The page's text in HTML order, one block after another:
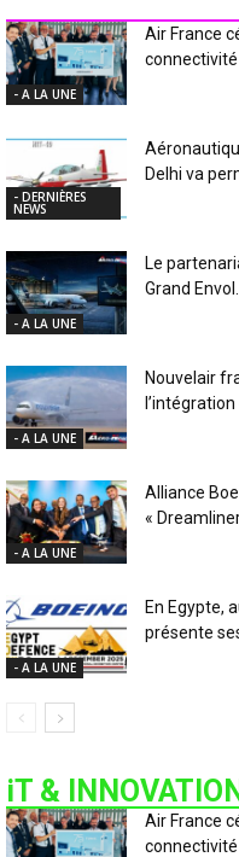
- A LA UNE
Air France
connectivité
- DERNIÈRES
NEWS
Delhi va
- A LA UNE
Le
Grand Envol...
- A LA UNE
Nouvelair
- A LA UNE
Alliance
«
- A LA UNE
En Egypte,
présente
iT &
Air France
connectivité